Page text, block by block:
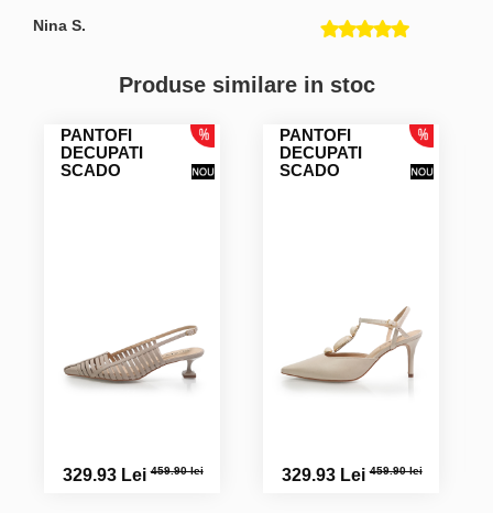
Nina S.
Camelia-Eugenia R.
Produse similare in stoc
PANTOFI
DECUPATI
SCADO
329.93 Lei459.90 lei
PANTOFI
DECUPATI
SCADO
329.93 Lei459.90 lei